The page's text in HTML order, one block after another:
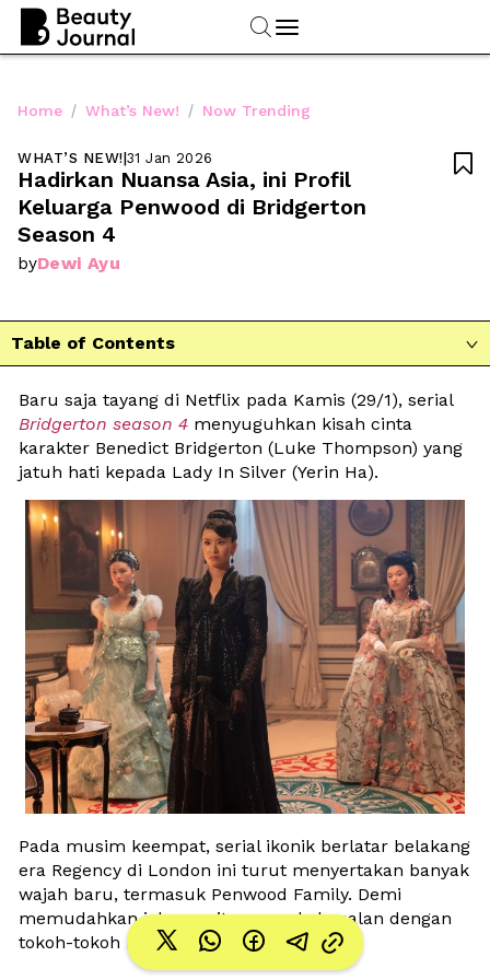
Home / What’s New! / Now Trending
WHAT’S NEW!|31 Jan 2026
Hadirkan Nuansa Asia, ini Profil
Keluarga Penwood di Bridgerton
Season 4
byDewi Ayu

Table of Contents 
Baru saja tayang di Netflix pada Kamis (29/1), serial
Bridgerton season 4 menyuguhkan kisah cinta
karakter Benedict Bridgerton (Luke Thompson) yang
jatuh hati kepada Lady In Silver (Yerin Ha).
Pada musim keempat, serial ikonik berlatar belakang
era Regency di London ini turut menyertakan banyak
wajah baru, termasuk Penwood Family. Demi
memudahkan jalan ceritanya, yuk, kenalan dengan
tokoh-tokoh Penwood Family!